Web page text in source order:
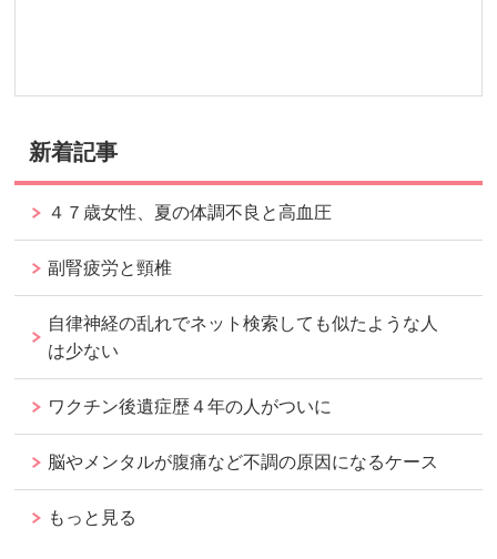
新着記事
４７歳女性、夏の体調不良と高血圧
副腎疲労と頸椎
自律神経の乱れでネット検索しても似たような人
は少ない
ワクチン後遺症歴４年の人がついに
脳やメンタルが腹痛など不調の原因になるケース
もっと見る